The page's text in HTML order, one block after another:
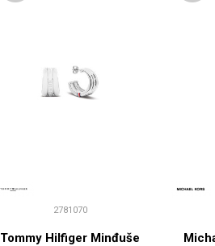
2781070
Tommy Hilfiger Minđuše